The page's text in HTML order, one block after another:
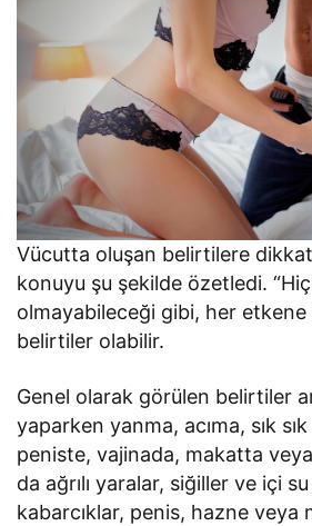
Vücutta oluşan belirtilere
konuyu şu şekilde özetledi.
olmayabileceği gibi, her etkene
belirtiler olabilir.
Genel olarak görülen belirtiler
yaparken yanma, acıma, sık
peniste, vajinada, makatta veya
da ağrılı yaralar, siğiller ve içi su
kabarcıklar, penis, hazne veya